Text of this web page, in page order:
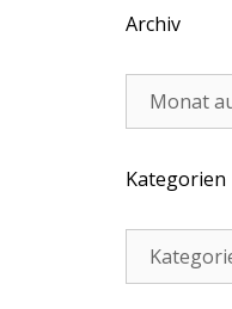
Archiv
Kategorien